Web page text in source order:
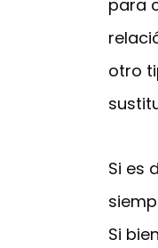
para
otro
Si es
Si